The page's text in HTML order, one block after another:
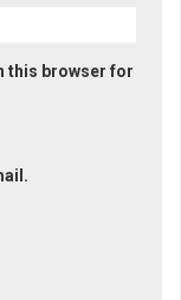
this browser for